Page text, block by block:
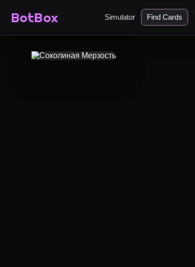
BotBox Simulator Find Cards